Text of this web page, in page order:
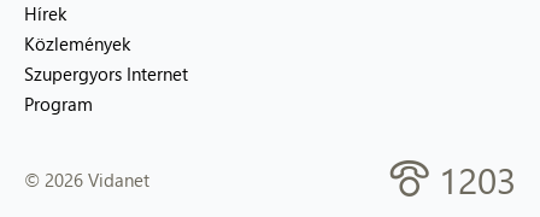
Hírek
Közlemények
Szupergyors Internet
Program
© 2026 Vidanet 1203